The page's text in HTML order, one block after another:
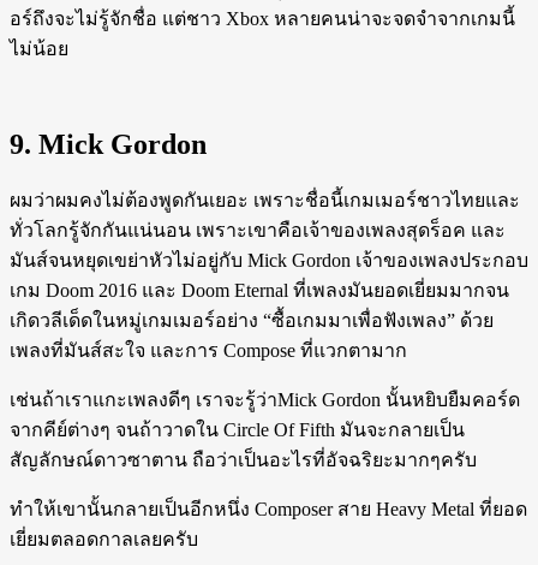
อร์ถึงจะไม่รู้จักชื่อ แต่ชาว Xbox หลายคนน่าจะจดจำจากเกมนี้
ไม่น้อย
9. Mick Gordon
ผมว่าผมคงไม่ต้องพูดกันเยอะ เพราะชื่อนี้เกมเมอร์ชาวไทยและ
ทั่วโลกรู้จักกันแน่นอน เพราะเขาคือเจ้าของเพลงสุดร็อค และ
มันส์จนหยุดเขย่าหัวไม่อยู่กับ Mick Gordon เจ้าของเพลงประกอบ
เกม Doom 2016 และ Doom Eternal ที่เพลงมันยอดเยี่ยมมากจน
เกิดวลีเด็ดในหมู่เกมเมอร์อย่าง “ซื้อเกมมาเพื่อฟังเพลง” ด้วย
เพลงที่มันส์สะใจ และการ Compose ที่แวกตามาก
เช่นถ้าเราแกะเพลงดีๆ เราจะรู้ว่าMick Gordon นั้นหยิบยืมคอร์ด
จากคีย์ต่างๆ จนถ้าวาดใน Circle Of Fifth มันจะกลายเป็น
สัญลักษณ์ดาวซาตาน ถือว่าเป็นอะไรที่อัจฉริยะมากๆครับ
ทำให้เขานั้นกลายเป็นอีกหนึ่ง Composer สาย Heavy Metal ที่ยอด
เยี่ยมตลอดกาลเลยครับ